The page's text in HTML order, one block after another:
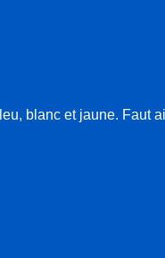
blanc et jaune. Faut